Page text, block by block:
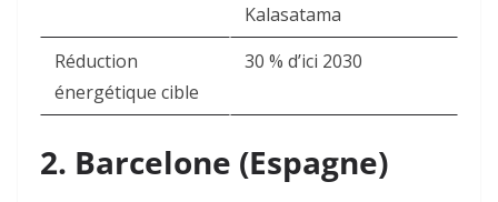
Kalasatama
Réduction
énergétique cible
30 % d’ici 2030
2. Barcelone (Espagne)